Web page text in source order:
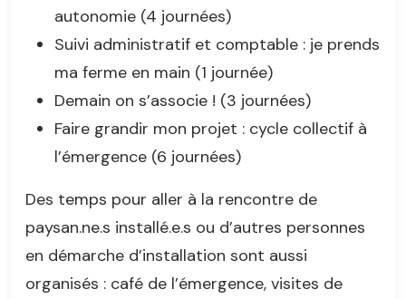
autonomie (4 journées)
Suivi administratif et comptable : je prends
ma ferme en main (1 journée)
Demain on s’associe ! (3 journées)
Faire grandir mon projet : cycle collectif à
l’émergence (6 journées)
Des temps pour aller à la rencontre de
paysan.ne.s installé.e.s ou d’autres personnes
en démarche d’installation sont aussi
organisés : café de l’émergence, visites de